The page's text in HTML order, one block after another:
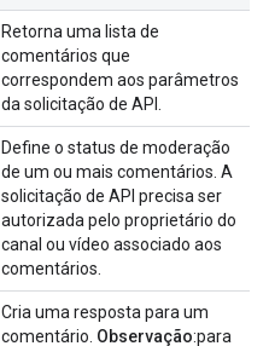
Retorna uma lista de
comentários que
correspondem aos parâmetros
da solicitação de API.
Define o status de moderação
de um ou mais comentários. A
solicitação de API precisa ser
autorizada pelo proprietário do
canal ou vídeo associado aos
comentários.
Cria uma resposta para um
comentário. Observação:para